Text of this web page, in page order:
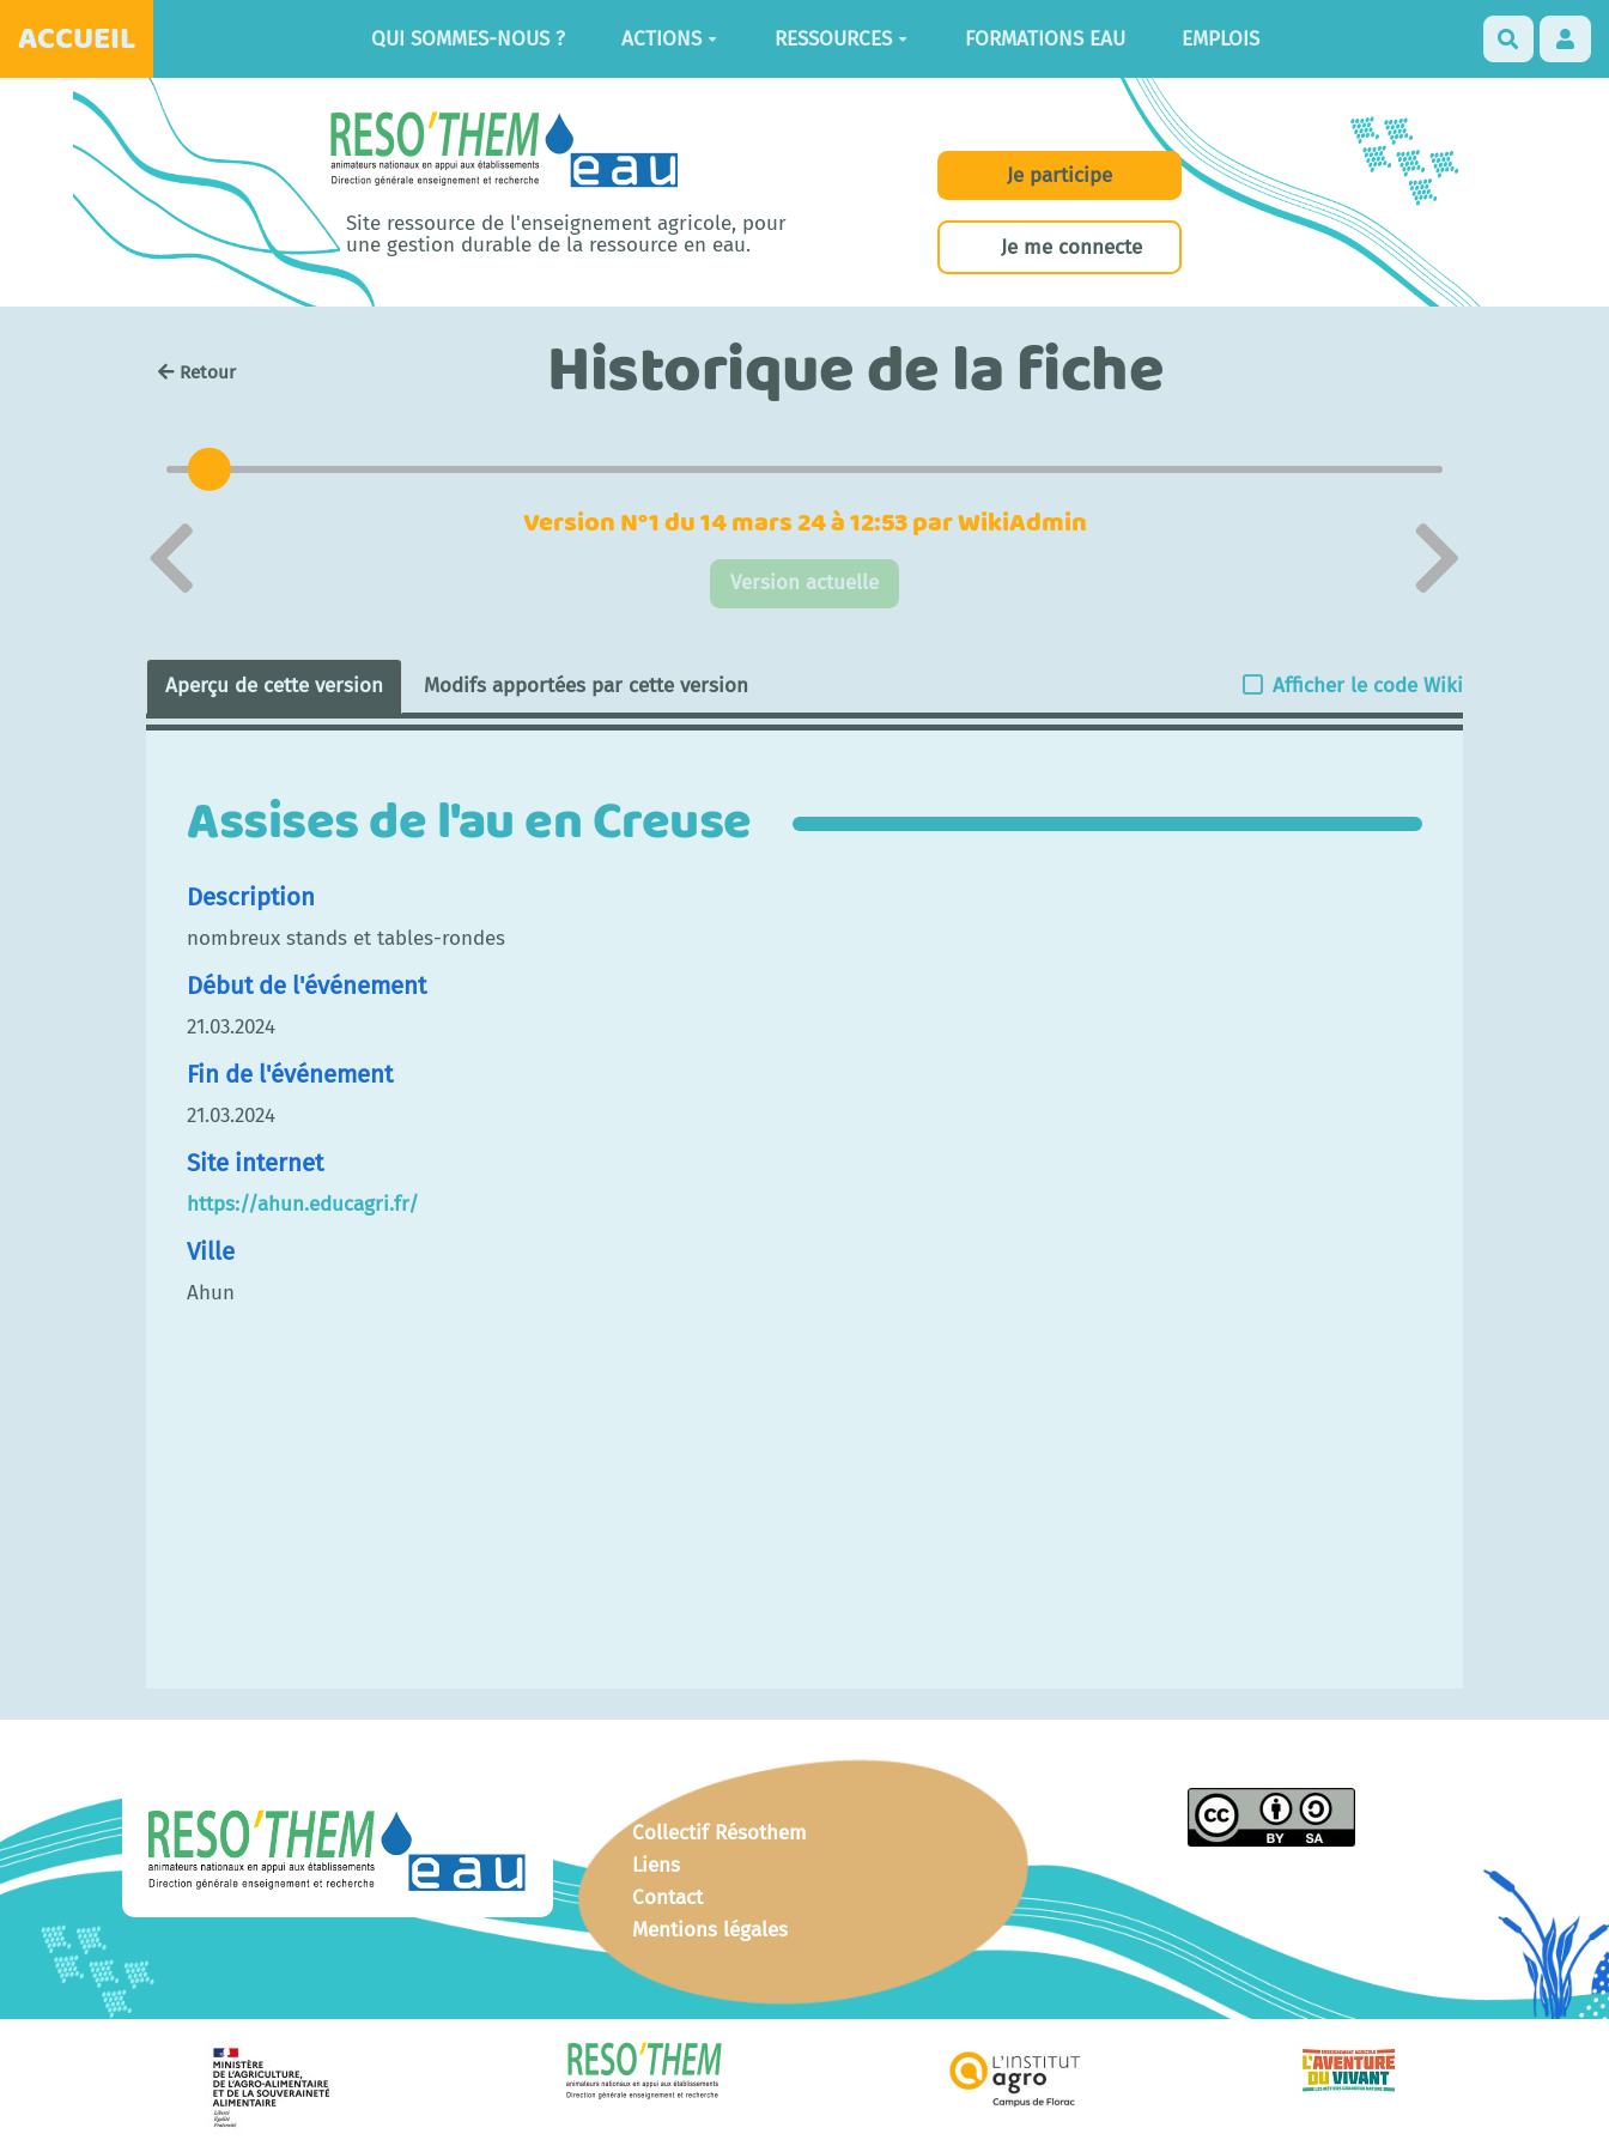
ACCUEIL QUI SOMMES-NOUS ? ACTIONS RESSOURCES FORMATIONS EAU EMPLOIS
Site ressource de l'enseignement agricole, pour
une gestion durable de la ressource en eau.
Je participe
Je me connecte
Retour Historique de la fiche
Version N°1 du 14 mars 24 à 12:53 par WikiAdmin
Version actuelle
Aperçu de cette version Modifs apportées par cette version Afficher le code Wiki
Assises de l'au en Creuse
Description
nombreux stands et tables-rondes
Début de l'événement
21.03.2024
Fin de l'événement
21.03.2024
Site internet
https://ahun.educagri.fr/
Ville
Ahun
Collectif Résothem
Liens
Contact
Mentions légales